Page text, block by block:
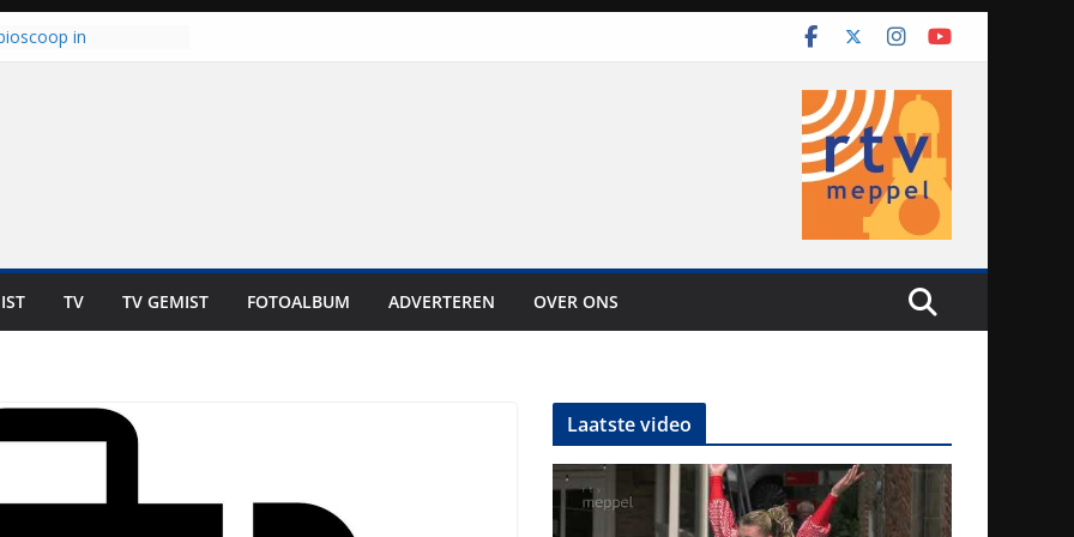
‘Japie’ Mokum
stoomt hij z’n
zich op voor
internationale
bewoners genieten
is niet in geld uit te
TV TV GEMIST FOTOALBUM ADVERTEREN OVER ONS
Laatste video